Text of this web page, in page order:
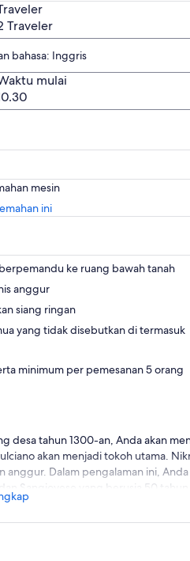
Traveler
bahasa: Inggris
mulai
mesin
iniBuka
ke ruang bawah tanah
anggur
siang ringan
yang tidak disebutkan di termasuk
minimum per pemesanan 5 orang
desa tahun 1300-an, Anda akan
akan menjadi tokoh utama.
anggur. Dalam pengalaman ini,
Sangiovese yang berusia 50
berumur sejak tahun 1300, di
“Maestro”, Nobile Riserva
Anda akan berkesempatan